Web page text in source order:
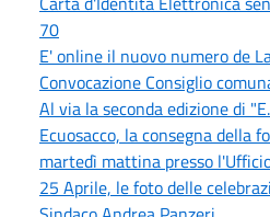
70
E' online il nuovo numero de
Convocazione Consiglio
Al via la seconda edizione di
Ecuosacco, la consegna della
martedì mattina presso
25 Aprile, le foto delle